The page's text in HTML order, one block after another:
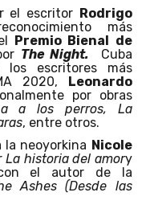
el escritor Rodrigo
más
Premio Bienal de
The Night.
Cuba
escritores más
2020, Leonardo
por obras
a los perros, La
, entre otros.
la neoyorkina Nicole
La historia del amory
el autor de la
Ashes (Desde las